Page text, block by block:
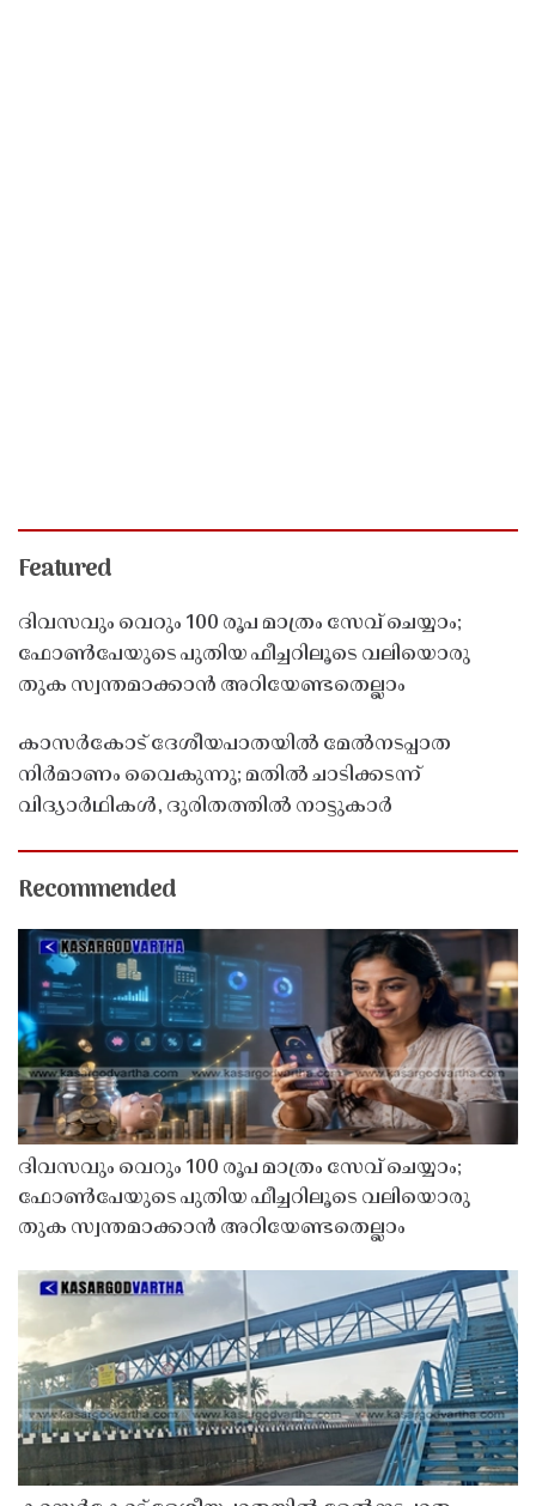
Featured
ദിവസവും വെറും 100 രൂപ മാത്രം സേവ് ചെയ്യാം;
ഫോൺപേയുടെ പുതിയ ഫീച്ചറിലൂടെ വലിയൊരു
തുക സ്വന്തമാക്കാൻ അറിയേണ്ടതെല്ലാം
കാസർകോട് ദേശീയപാതയിൽ മേൽനടപ്പാത
നിർമാണം വൈകുന്നു; മതിൽ ചാടിക്കടന്ന്
വിദ്യാർഥികൾ, ദുരിതത്തിൽ നാട്ടുകാർ
Recommended
ദിവസവും വെറും 100 രൂപ മാത്രം സേവ് ചെയ്യാം;
ഫോൺപേയുടെ പുതിയ ഫീച്ചറിലൂടെ വലിയൊരു
തുക സ്വന്തമാക്കാൻ അറിയേണ്ടതെല്ലാം